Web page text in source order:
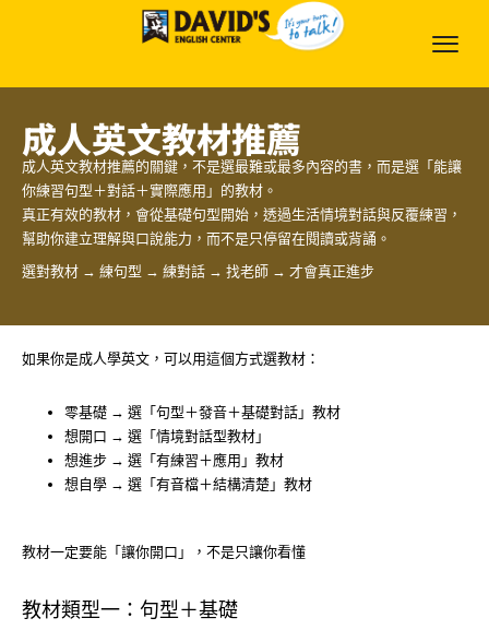
成人英文教材推薦
成人英文教材推薦的關鍵，不是選最難或最多內容的書，而是選「能讓
你練習句型＋對話＋實際應用」的教材。
真正有效的教材，會從基礎句型開始，透過生活情境對話與反覆練習，
幫助你建立理解與口說能力，而不是只停留在閱讀或背誦。
選對教材 → 練句型 → 練對話 → 找老師 → 才會真正進步
如果你是成人學英文，可以用這個方式選教材：
零基礎 → 選「句型＋發音＋基礎對話」教材
想開口 → 選「情境對話型教材」
想進步 → 選「有練習＋應用」教材
想自學 → 選「有音檔＋結構清楚」教材
教材一定要能「讓你開口」，不是只讓你看懂
教材類型一：句型＋基礎